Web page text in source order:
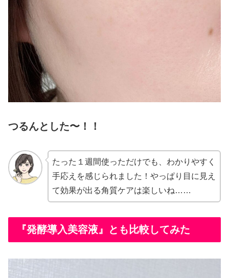
つるんとした〜！！
たった１週間使っただけでも、わかりやすく
手応えを感じられました！やっぱり目に見え
て効果が出る角質ケアは楽しいね……
『発酵導入美容液』とも比較してみた